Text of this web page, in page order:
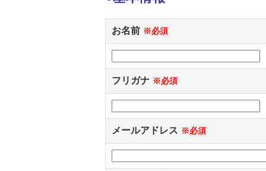
お名前 ※必須
フリガナ ※必須
メールアドレス ※必須